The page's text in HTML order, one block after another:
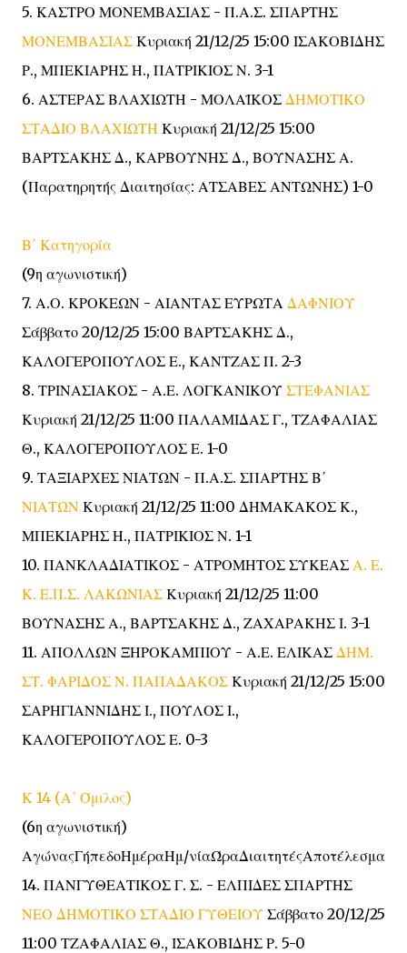
5. ΚΑΣΤΡΟ ΜΟΝΕΜΒΑΣΙΑΣ - Π.Α.Σ. ΣΠΑΡΤΗΣ
ΜΟΝΕΜΒΑΣΙΑΣ Κυριακή 21/12/25 15:00 ΙΣΑΚΟΒΙΔΗΣ
Ρ., ΜΠΕΚΙΑΡΗΣ Η., ΠΑΤΡΙΚΙΟΣ Ν. 3-1
6. ΑΣΤΕΡΑΣ ΒΛΑΧΙΩΤΗ - ΜΟΛΑΪΚΟΣ ΔΗΜΟΤΙΚΟ
ΣΤΑΔΙΟ ΒΛΑΧΙΩΤΗ Κυριακή 21/12/25 15:00
ΒΑΡΤΣΑΚΗΣ Δ., ΚΑΡΒΟΥΝΗΣ Δ., ΒΟΥΝΑΣΗΣ Α.
(Παρατηρητής Διαιτησίας: ΑΤΣΑΒΕΣ ΑΝΤΩΝΗΣ) 1-0
Β΄ Κατηγορία
(9η αγωνιστική)
7. Α.Ο. ΚΡΟΚΕΩΝ - ΑΙΑΝΤΑΣ ΕΥΡΩΤΑ ΔΑΦΝΙΟΥ
Σάββατο 20/12/25 15:00 ΒΑΡΤΣΑΚΗΣ Δ.,
ΚΑΛΟΓΕΡΟΠΟΥΛΟΣ Ε., ΚΑΝΤΖΑΣ Π. 2-3
8. ΤΡΙΝΑΣΙΑΚΟΣ - Α.Ε. ΛΟΓΚΑΝΙΚΟΥ ΣΤΕΦΑΝΙΑΣ
Κυριακή 21/12/25 11:00 ΠΑΛΑΜΙΔΑΣ Γ., ΤΖΑΦΑΛΙΑΣ
Θ., ΚΑΛΟΓΕΡΟΠΟΥΛΟΣ Ε. 1-0
9. ΤΑΞΙΑΡΧΕΣ ΝΙΑΤΩΝ - Π.Α.Σ. ΣΠΑΡΤΗΣ Β΄
ΝΙΑΤΩΝ Κυριακή 21/12/25 11:00 ΔΗΜΑΚΑΚΟΣ Κ.,
ΜΠΕΚΙΑΡΗΣ Η., ΠΑΤΡΙΚΙΟΣ Ν. 1-1
10. ΠΑΝΚΛΑΔΙΑΤΙΚΟΣ - ΑΤΡΟΜΗΤΟΣ ΣΥΚΕΑΣ Α. Ε.
Κ. Ε.Π.Σ. ΛΑΚΩΝΙΑΣ Κυριακή 21/12/25 11:00
ΒΟΥΝΑΣΗΣ Α., ΒΑΡΤΣΑΚΗΣ Δ., ΖΑΧΑΡΑΚΗΣ Ι. 3-1
11. ΑΠΟΛΛΩΝ ΞΗΡΟΚΑΜΠΙΟΥ - Α.Ε. ΕΛΙΚΑΣ ΔΗΜ.
ΣΤ. ΦΑΡΙΔΟΣ Ν. ΠΑΠΑΔΑΚΟΣ Κυριακή 21/12/25 15:00
ΣΑΡΗΓΙΑΝΝΙΔΗΣ Ι., ΠΟΥΛΟΣ Ι.,
ΚΑΛΟΓΕΡΟΠΟΥΛΟΣ Ε. 0-3
Κ 14 (Α΄ Όμιλος)
(6η αγωνιστική)
ΑγώναςΓήπεδοΗμέραΗμ/νίαΏραΔιαιτητέςΑποτέλεσμα
14. ΠΑΝΓΥΘΕΑΤΙΚΟΣ Γ. Σ. - ΕΛΠΙΔΕΣ ΣΠΑΡΤΗΣ
ΝΕΟ ΔΗΜΟΤΙΚΟ ΣΤΑΔΙΟ ΓΥΘΕΙΟΥ Σάββατο 20/12/25
11:00 ΤΖΑΦΑΛΙΑΣ Θ., ΙΣΑΚΟΒΙΔΗΣ Ρ. 5-0